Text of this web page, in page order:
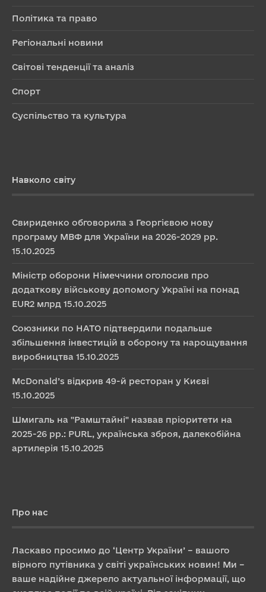
Політика та право
Регіональні новини
Світові тенденції та аналіз
Спорт
Суспільство та культура
Навколо світу
Свириденко обговорила з Георгієвою нову
програму МВФ для України на 2026-2029 рр.
15.10.2025
Міністр оборони Німеччини оголосив про
додаткову військову допомогу Україні на понад
EUR2 млрд 15.10.2025
Союзники по НАТО підтвердили подальше
збільшення інвестицій в оборону та нарощування
виробництва 15.10.2025
McDonald’s відкрив 49-й ресторан у Києві
15.10.2025
Шмигаль на "Рамштайні" назвав пріоритети на
2025-26 рр.: PURL, українська зброя, далекобійна
артилерія 15.10.2025
Про нас
Ласкаво просимо до ‘Центр України’ – вашого
вірного путівника у світі українських новин! Ми –
ваше надійне джерело актуальної інформації, що